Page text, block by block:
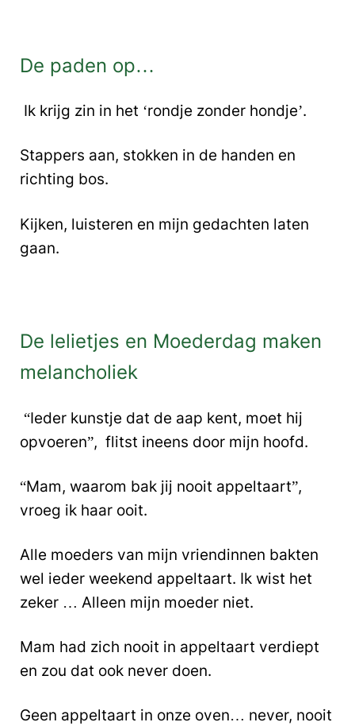
De paden op…
Ik krijg zin in het ‘rondje zonder hondje’.
Stappers aan, stokken in de handen en
richting bos.
Kijken, luisteren en mijn gedachten laten
gaan.
De lelietjes en Moederdag maken
melancholiek
“Ieder kunstje dat de aap kent, moet hij
opvoeren”, flitst ineens door mijn hoofd.
“Mam, waarom bak jij nooit appeltaart”,
vroeg ik haar ooit.
Alle moeders van mijn vriendinnen bakten
wel ieder weekend appeltaart. Ik wist het
zeker … Alleen mijn moeder niet.
Mam had zich nooit in appeltaart verdiept
en zou dat ook never doen.
Geen appeltaart in onze oven… never, nooit